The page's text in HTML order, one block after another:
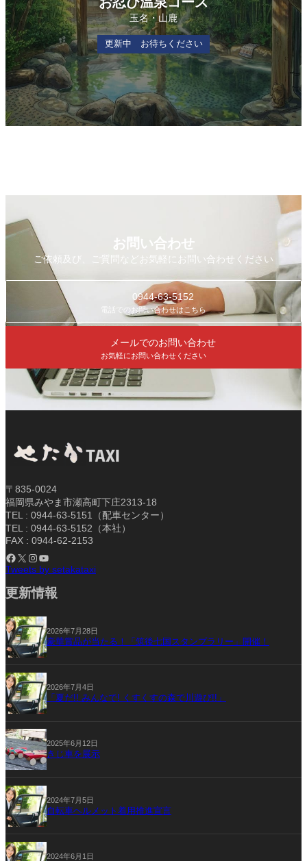
玉名・山鹿
更新中 お待ちください
お問い合わせ
ご依頼及び、ご質問などお気軽にお問い合わせください
0944-63-5152
電話でのお問い合わせはこちら
メールでのお問い合わせ
お気軽にお問い合わせください
〒835-0024
福岡県みやま市瀬高町下庄2313-18
TEL : 0944-63-5151（配車センター）
TEL : 0944-63-5152（本社）
FAX : 0944-62-2153
Facebook X Instagram YouTube
Tweets by setakataxi
更新情報
2026年7月28日
豪華賞品が当たる！「筑後七国スタンプラリー」開催！
2026年7月4日
「夏だ!! みんなで! くすくすの森で川遊び!!」
2025年6月12日
きじ車を展示
2024年7月5日
自転車ヘルメット着用推進宣言
2024年6月1日